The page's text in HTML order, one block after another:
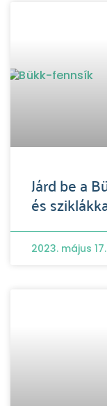
Járd be a
és
2023. május 17.